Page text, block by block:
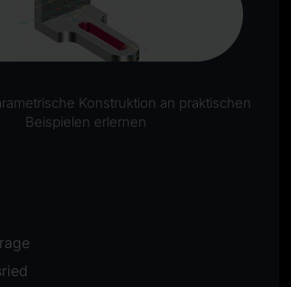
Konstruktion an praktischen
Beispielen erlernen